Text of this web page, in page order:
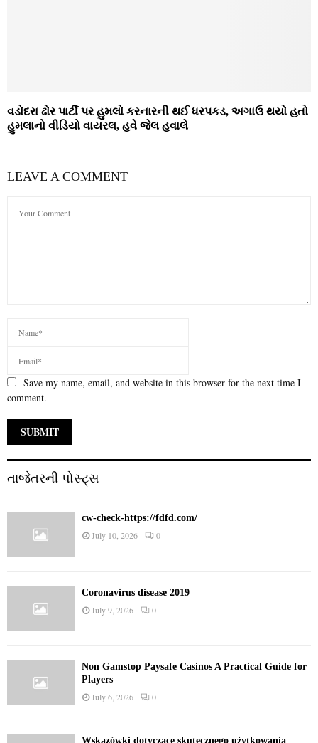
વડોદરા ઢોર પાર્ટી પર હુમલો કરનારની થઈ ધરપકડ, અગાઉ થયો હતો
હુમલાનો વીડિયો વાયરલ, હવે જેલ હવાલે
LEAVE A COMMENT
Save my name, email, and website in this browser for the next time I
comment.
તાજેતરની પોસ્ટ્સ
cw-check-https://fdfd.com/
July 10, 2026 0
Coronavirus disease 2019
July 9, 2026 0
Non Gamstop Paysafe Casinos A Practical Guide for
Players
July 6, 2026 0
Wskazówki dotyczące skutecznego użytkowania